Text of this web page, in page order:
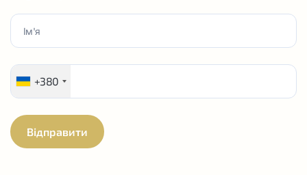
+380